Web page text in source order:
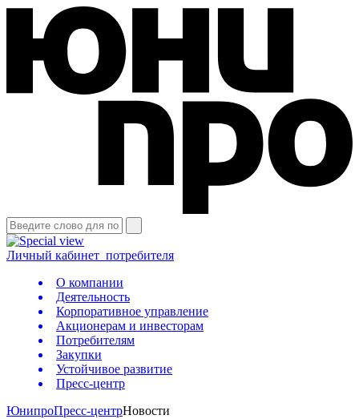
Личный кабинет потребителя
О компании
Деятельность
Корпоративное управление
Акционерам и инвесторам
Потребителям
Закупки
Устойчивое развитие
Пресс-центр
ЮнипроПресс-центрНовости